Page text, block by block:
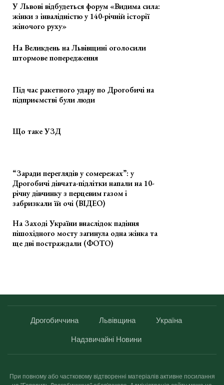
У Львові відбудеться форум «Видима сила:
жінки з інвалідністю у 140-річній історії
жіночого руху»
На Великдень на Львівщині оголосили
штормове попередження
Під час ракетного удару по Дрогобичі на
підприємстві були люди
Що таке УЗД
“Заради переглядів у сомережах”: у
Дрогобичі дівчата-підлітки напали на 10-
річну дівчинку з перцевим газом і
забризкали їй очі (ВІДЕО)
На Заході України внаслідок падіння
пішохідного мосту загинула одна жінка та
ще дві постраждали (ФОТО)
Дрогобиччина Львівщина Україна
Надзвичайні Новини
При повному або частковому відтворенні матеріалів активне посилання